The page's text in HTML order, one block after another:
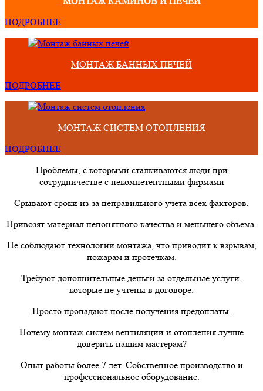
ПОДРОБНЕЕ
МОНТАЖ БАННЫХ ПЕЧЕЙ
ПОДРОБНЕЕ
МОНТАЖ СИСТЕМ ОТОПЛЕНИЯ
ПОДРОБНЕЕ
Проблемы, с которыми сталкиваются люди при
сотрудничестве с некомпетентными фирмами
Срывают сроки из-за неправильного учета всех факторов,
Привозят материал непонятного качества и меньшего объема.
Не соблюдают технологии монтажа, что приводит к взрывам,
пожарам и протечкам.
Требуют дополнительные деньги за отдельные услуги,
которые не учтены в договоре.
Просто пропадают после получения предоплаты.
Почему монтаж систем вентиляции и отопления лучше
доверить нашим мастерам?
Опыт работы более 7 лет. Собственное производство и
профессиональное оборудование.